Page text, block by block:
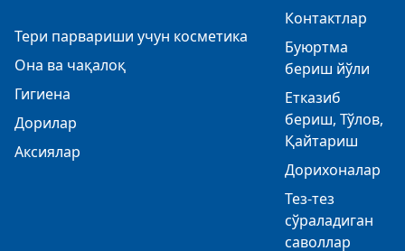
Тери парвариши учун косметика
Она ва чақалоқ
Гигиена
Дорилар
Аксиялар
Контактлар
Буюртма
бериш йўли
Етказиб
бериш, Тўлов,
Қайтариш
Дорихоналар
Тез-тез
сўраладиган
саволлар